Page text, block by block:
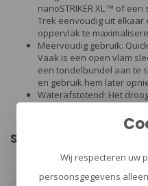
nanoSTRIKER XL ™ of
Trek eenvoudig uit
oppervlak te
Meervoudig gebruik:
Vaak is een open vlam
een tondelbundel aan te
en gebruik hem later
Waterafstotend: Het
eraf slaan en het
Specificaties:
Merk: ExoTac
Wij respecteren uw
persoonsgegevens